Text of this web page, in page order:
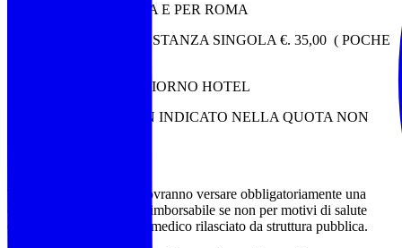
- VIAGGIO A/R DA E PER ROMA
- SUPPLEMENTO STANZA SINGOLA €. 35,00 ( POCHE
- TASSA DI SOGGIORNO HOTEL
- E QUANTO NON INDICATO NELLA QUOTA NON
Tutti i soci partecipanti dovranno versare obbligatoriamente una
caparra di € . 80,00 non rimborsabile se non per motivi di salute
comprovati da certificato medico rilasciato da struttura pubblica.